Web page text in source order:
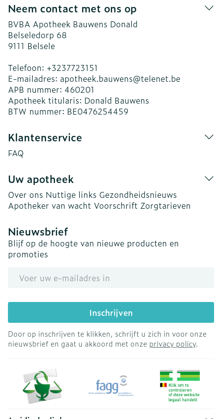
Neem contact met ons op
BVBA Apotheek Bauwens Donald
Belseledorp 68
9111 Belsele
Telefoon: +3237723151
E-mailadres: apotheek.bauwens@telenet.be
APB nummer: 460201
Apotheek titularis: Donald Bauwens
BTW nummer: BE0476254459
Klantenservice
FAQ
Uw apotheek
Over ons Nuttige links Gezondheidsnieuws
Apotheker van wacht Voorschrift Zorgtarieven
Nieuwsbrief
Blijf op de hoogte van nieuwe producten en
promoties
Inschrijven
Door op inschrijven te klikken, schrijft u zich in voor onze
nieuwsbrief en gaat u akkoord met onze privacy policy.